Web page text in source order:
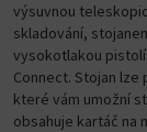
výsuvnou
skladování,
vysokotlakou
Connect. Stojan
které vám umožní
obsahuje kartáč na